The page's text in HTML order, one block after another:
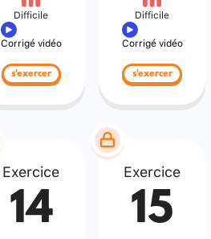
Difficile
Corrigé vidéo
s'exercer
Difficile
Corrigé vidéo
s'exercer
Exercice
14
Exercice
15